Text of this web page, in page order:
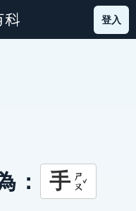
登入
： 手 ㄕㄡˇ